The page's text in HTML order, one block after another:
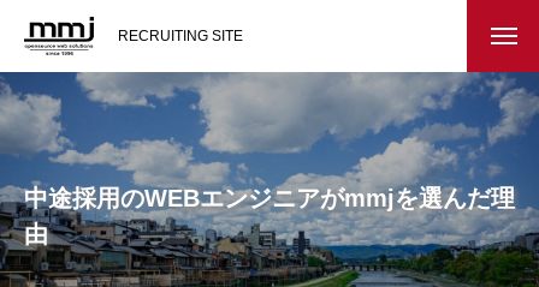
RECRUITING SITE
会社を知る
メッセージ
会社概要
インタビュー
中途採用のWEBエンジニアがmmjを選んだ理
由